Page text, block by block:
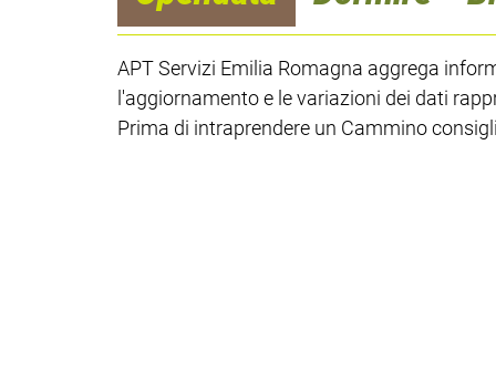
APT Servizi Emilia Romagna aggrega
l'aggiornamento e le variazioni dei dati
Prima di intraprendere un Cammino